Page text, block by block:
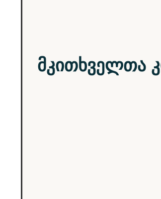
მკითხველთა